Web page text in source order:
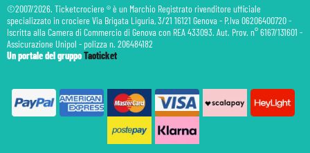
©2007/2026. Ticketcrociere ® è un Marchio Registrato rivenditore ufficiale
specializzato in crociere Via Brigata Liguria, 3/21 16121 Genova - P.Iva 06206400720 -
Iscritta alla Camera di Commercio di Genova con REA 433093. Aut. Prov. n° 6167/131601 -
Assicurazione Unipol - polizza n. 206484182
Un portale del gruppoTaoticket